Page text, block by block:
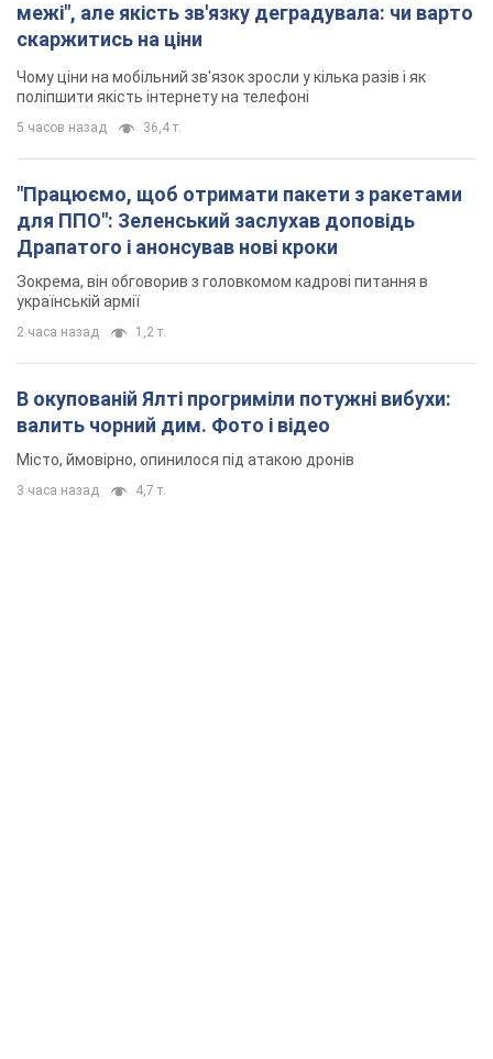
межі", але якість зв'язку деградувала: чи варто
скаржитись на ціни
Чому ціни на мобільний зв'язок зросли у кілька разів і як
поліпшити якість інтернету на телефоні
5 часов назад 36,4 т.
"Працюємо, щоб отримати пакети з ракетами
для ППО": Зеленський заслухав доповідь
Драпатого і анонсував нові кроки
Зокрема, він обговорив з головкомом кадрові питання в
українській армії
2 часа назад 1,2 т.
В окупованій Ялті прогриміли потужні вибухи:
валить чорний дим. Фото і відео
Місто, ймовірно, опинилося під атакою дронів
3 часа назад 4,7 т.